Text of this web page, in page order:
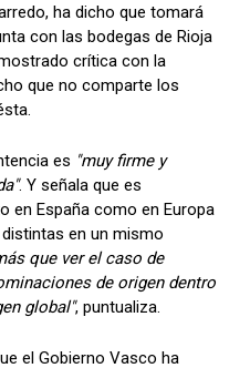
ha dicho que tomará
con las bodegas de Rioja
crítica con la
que no comparte los
es "muy firme y
. Y señala que es
en España como en Europa
en un mismo
que ver el caso de
de origen dentro
global", puntualiza.
el Gobierno Vasco ha